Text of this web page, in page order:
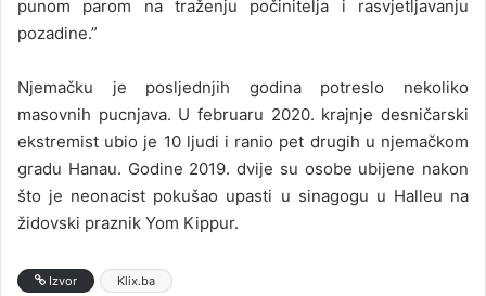
punom parom na traženju počinitelja i rasvjetljavanju
pozadine.”
Njemačku je posljednjih godina potreslo nekoliko
masovnih pucnjava. U februaru 2020. krajnje desničarski
ekstremist ubio je 10 ljudi i ranio pet drugih u njemačkom
gradu Hanau. Godine 2019. dvije su osobe ubijene nakon
što je neonacist pokušao upasti u sinagogu u Halleu na
židovski praznik Yom Kippur.
Izvor Klix.ba